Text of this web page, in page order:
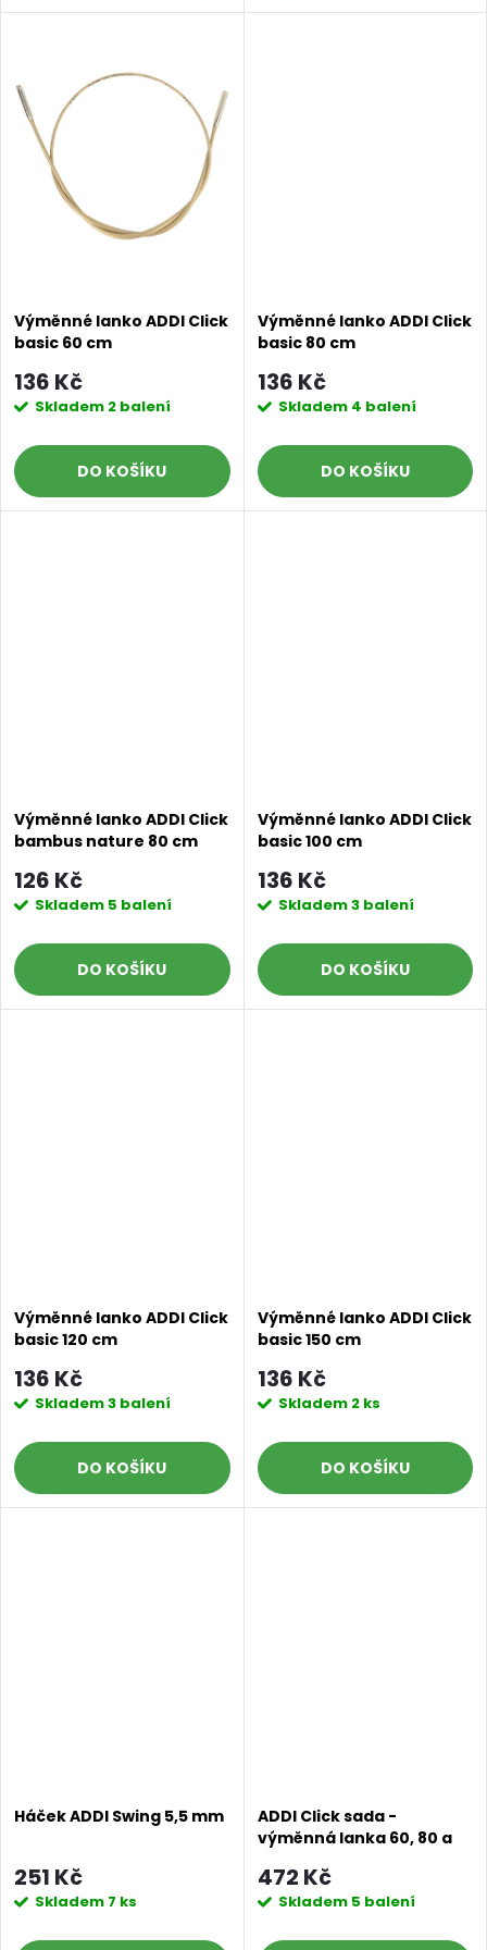
t
u
k
t
Výměnné lanko ADDI Click
basic 60 cm
136 Kč
Skladem 2 balení
DO KOŠÍKU
Výměnné lanko ADDI Click
basic 80 cm
136 Kč
Skladem 4 balení
DO KOŠÍKU
Výměnné lanko ADDI Click
bambus nature 80 cm
126 Kč
Skladem 5 balení
DO KOŠÍKU
Výměnné lanko ADDI Click
basic 100 cm
136 Kč
Skladem3 balení
DO KOŠÍKU
Výměnné lanko ADDI Click
basic 120 cm
136 Kč
Skladem3 balení
DO KOŠÍKU
Výměnné lanko ADDI Click
basic 150 cm
136 Kč
Skladem 2 ks
DO KOŠÍKU
Háček ADDI Swing 5,5 mm
251 Kč
Skladem 7 ks
ADDI Click sada -
výměnná lanka 60, 80 a
472 Kč
Skladem 5 balení